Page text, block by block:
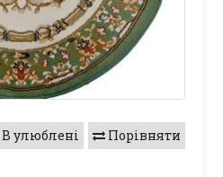
Порівняти
улюблені